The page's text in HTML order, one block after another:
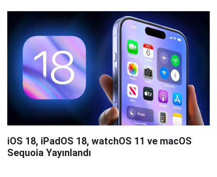
iOS 18, iPadOS 18, watchOS 11 ve macOS
Sequoia Yayınlandı